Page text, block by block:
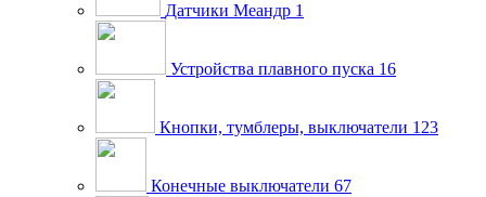
Датчики Меандр 1
Устройства плавного пуска 16
Кнопки, тумблеры, выключатели 123
Конечные выключатели 67